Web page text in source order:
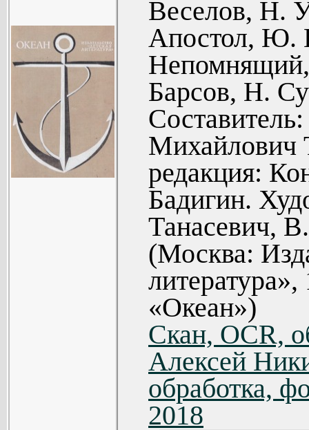
Сергей
«Большая
6.
Анатолий
неба.
Марк
Павел
собой
(276).
Ю.
Подводные
Александр
морем
меридиан
ФЛОТ
Григорий
другом
Сергей
матрос
Николай
Малой
Веселов, Н.
Апостол, Ю.
Барсов, Н.
редакция:
Бадигин.
Танасевич,
(Москва:
«Океан»)
Скан, OCR,
Алексей
обработка,
2018